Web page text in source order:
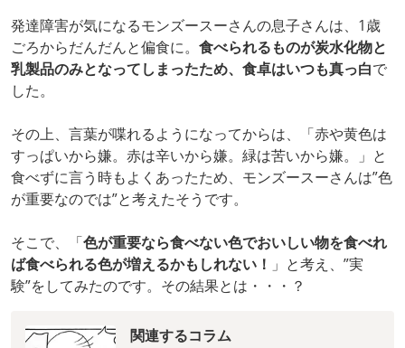
発達障害が気になるモンズースーさんの息子さんは、1歳
ごろからだんだんと偏食に。 食べられるものが炭水化物と
乳製品のみとなってしまったため、食卓はいつも真っ白で
した。
その上、言葉が喋れるようになってからは、「赤や黄色は
すっぱいから嫌。赤は辛いから嫌。緑は苦いから嫌。」と
食べずに言う時もよくあったため、モンズースーさんは”色
が重要なのでは”と考えたそうです。
そこで、「色が重要なら食べない色でおいしい物を食べれ
ば食べられる色が増えるかもしれない！ 」と考え、”実
験”をしてみたのです。その結果とは・・・？
関連するコラム